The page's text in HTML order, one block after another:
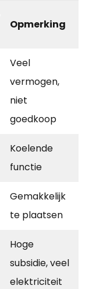
Opmerking
Veel
vermogen,
niet
goedkoop
Koelende
functie
Gemakkelijk
te plaatsen
Hoge
subsidie, veel
elektriciteit